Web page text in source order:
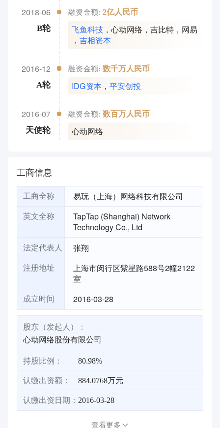
2018-06
B轮
融资金额: 2亿人民币
飞鱼科技 ，心动网络 ，吉比特 ， 网易
，吉相资本
2016-12
A轮
融资金额: 数千万人民币
IDG资本 ，平安创投
2016-07
天使轮
融资金额: 数百万人民币
心动网络
工商信息
工商全称 易玩（上海）网络科技有限公司
英文全称
TapTap (Shanghai) Network
Technology Co., Ltd
法定代表人 张翔
注册地址
上海市闵行区紫星路588号2幢2122
室
成立时间 2016-03-28
股东（发起人）：
心动网络股份有限公司
持股比例： 80.98%
认缴出资额： 884.0768万元
认缴出资日期： 2016-03-28
查看更多